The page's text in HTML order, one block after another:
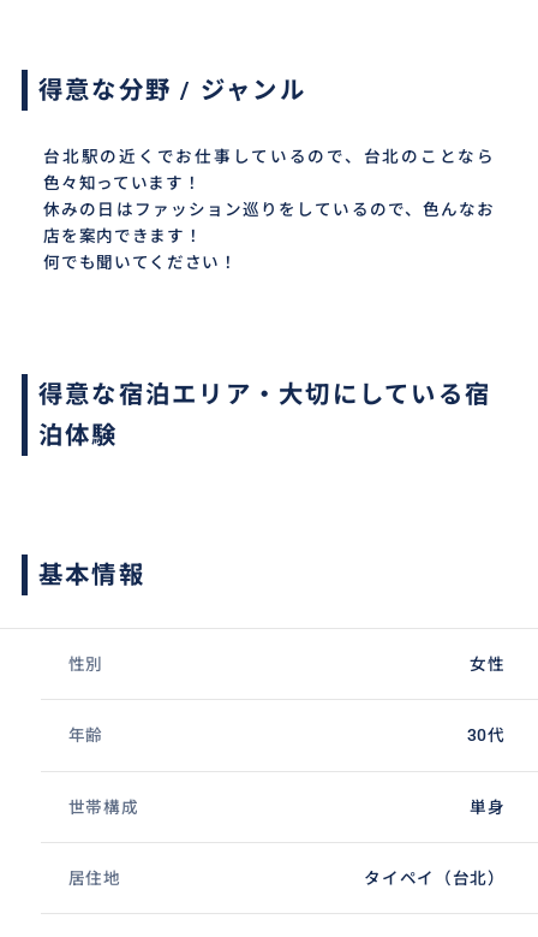
得意な分野 / ジャンル
台北駅の近くでお仕事しているので、台北のことなら
色々知っています！
休みの日はファッション巡りをしているので、色んなお
店を案内できます！
何でも聞いてください！
得意な宿泊エリア・大切にしている宿
泊体験
基本情報
性別 女性
年齢 30代
世帯構成 単身
居住地 タイペイ（台北）